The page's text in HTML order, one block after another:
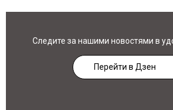
Следите за нашими новостями в
Перейти в Дзен